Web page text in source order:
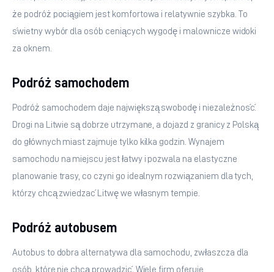
że podróż pociągiem jest komfortowa i relatywnie szybka. To
świetny wybór dla osób ceniących wygodę i malownicze widoki
za oknem.
Podróż samochodem
Podróż samochodem daje największą swobodę i niezależność.
Drogi na Litwie są dobrze utrzymane, a dojazd z granicy z Polską
do głównych miast zajmuje tylko kilka godzin. Wynajem
samochodu na miejscu jest łatwy i pozwala na elastyczne
planowanie trasy, co czyni go idealnym rozwiązaniem dla tych,
którzy chcą zwiedzać Litwę we własnym tempie.
Podróż autobusem
Autobus to dobra alternatywa dla samochodu, zwłaszcza dla
osób, które nie chcą prowadzić. Wiele firm oferuje